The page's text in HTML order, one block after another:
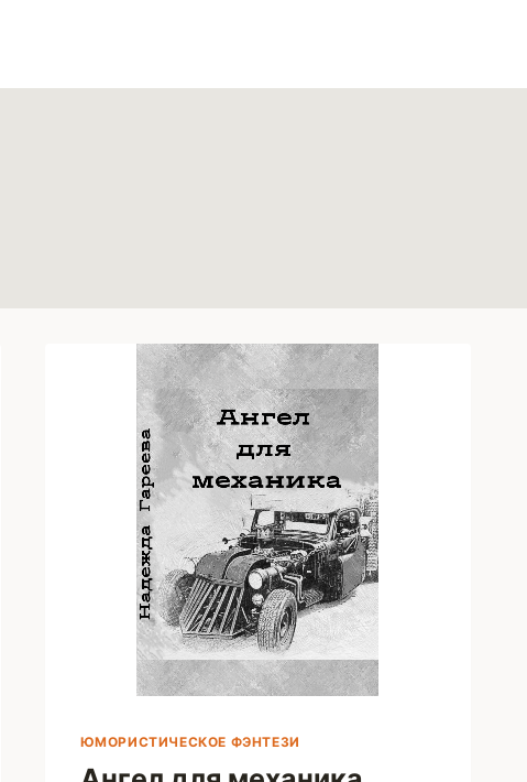
ЮМОРИСТИЧЕСКОЕ ФЭНТЕЗИ